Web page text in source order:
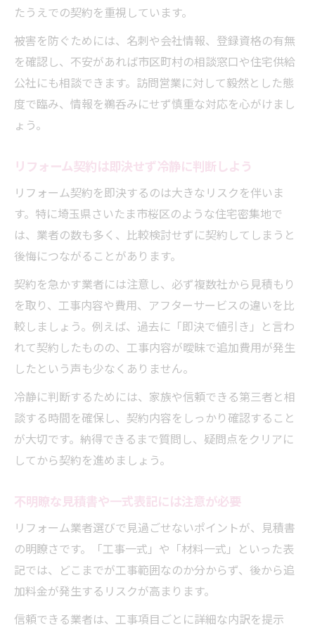
たうえでの契約を重視しています。
被害を防ぐためには、名刺や会社情報、登録資格の有無
を確認し、不安があれば市区町村の相談窓口や住宅供給
公社にも相談できます。訪問営業に対して毅然とした態
度で臨み、情報を鵜呑みにせず慎重な対応を心がけまし
ょう。
リフォーム契約は即決せず冷静に判断しよう
リフォーム契約を即決するのは大きなリスクを伴いま
す。特に埼玉県さいたま市桜区のような住宅密集地で
は、業者の数も多く、比較検討せずに契約してしまうと
後悔につながることがあります。
契約を急かす業者には注意し、必ず複数社から見積もり
を取り、工事内容や費用、アフターサービスの違いを比
較しましょう。例えば、過去に「即決で値引き」と言わ
れて契約したものの、工事内容が曖昧で追加費用が発生
したという声も少なくありません。
冷静に判断するためには、家族や信頼できる第三者と相
談する時間を確保し、契約内容をしっかり確認すること
が大切です。納得できるまで質問し、疑問点をクリアに
してから契約を進めましょう。
不明瞭な見積書や一式表記には注意が必要
リフォーム業者選びで見過ごせないポイントが、見積書
の明瞭さです。「工事一式」や「材料一式」といった表
記では、どこまでが工事範囲なのか分からず、後から追
加料金が発生するリスクが高まります。
信頼できる業者は、工事項目ごとに詳細な内訳を提示